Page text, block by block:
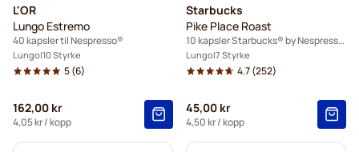
L'OR
Lungo Estremo
40 kapsler til Nespresso®
Lungo 10 Styrke
5(6)
162,00 kr
4,05 kr/ kopp
Starbucks
Pike Place Roast
10 kapsler Starbucks® by Nespresso®
Lungo 7 Styrke
4.7(252)
45,00 kr
4,50 kr/ kopp